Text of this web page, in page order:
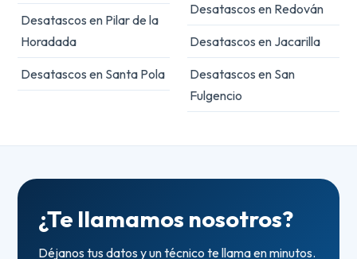
Desatascos en Pilar de la
Horadada
Desatascos en Santa Pola
Desatascos en Redován
Desatascos en Jacarilla
Desatascos en San
Fulgencio
¿Te llamamos nosotros?
Déjanos tus datos y un técnico te llama en minutos.